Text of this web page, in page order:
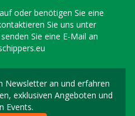
oder benötigen Sie eine
Sie uns unter
Sie eine E-Mail an
Newsletter an und erfahren
exklusiven Angeboten und
Events.
Melden Sie sich für